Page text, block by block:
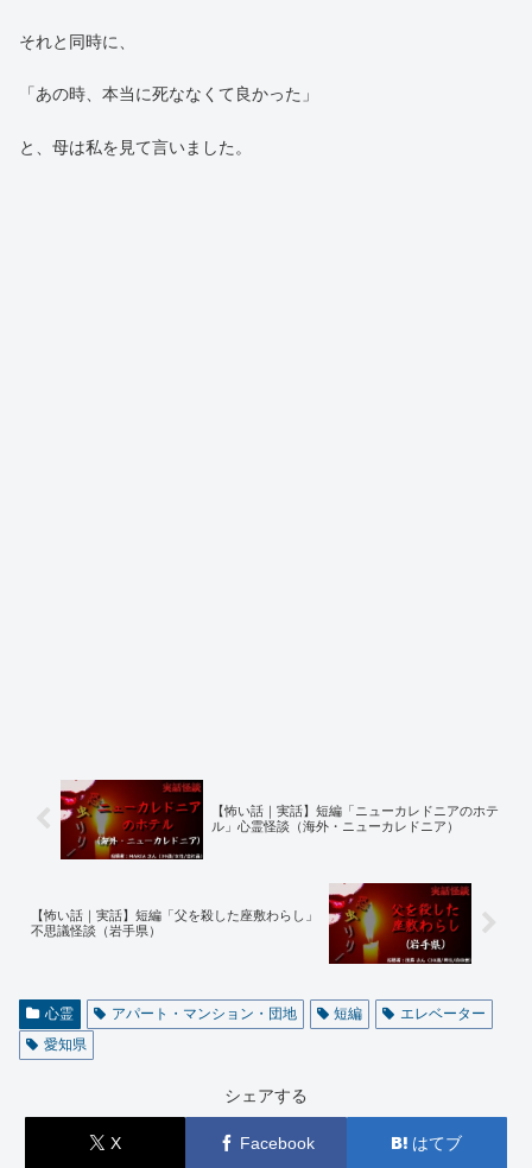
それと同時に、
「あの時、本当に死ななくて良かった」
と、母は私を見て言いました。
【怖い話｜実話】短編「ニューカレドニアのホテ
ル」心霊怪談（海外・ニューカレドニア）
【怖い話｜実話】短編「父を殺した座敷わらし」
不思議怪談（岩手県）
心霊 アパート・マンション・団地 短編
エレベーター
愛知県
シェアする
X Facebook はてブ